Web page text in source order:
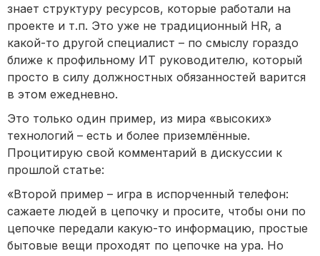
знает структуру ресурсов, которые работали на
проекте и т.п. Это уже не традиционный HR, а
какой-то другой специалист – по смыслу гораздо
ближе к профильному ИТ руководителю, который
просто в силу должностных обязанностей варится
в этом ежедневно.
Это только один пример, из мира «высоких»
технологий – есть и более приземлённые.
Процитирую свой комментарий в дискуссии к
прошлой статье:
«Второй пример – игра в испорченный телефон:
сажаете людей в цепочку и просите, чтобы они по
цепочке передали какую-то информацию, простые
бытовые вещи проходят по цепочке на ура. Но